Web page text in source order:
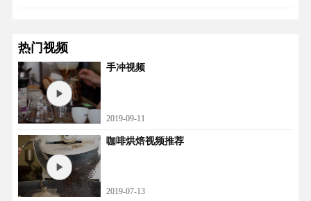
热门视频
手冲视频
2019-09-11
咖啡烘焙视频推荐
2019-07-13